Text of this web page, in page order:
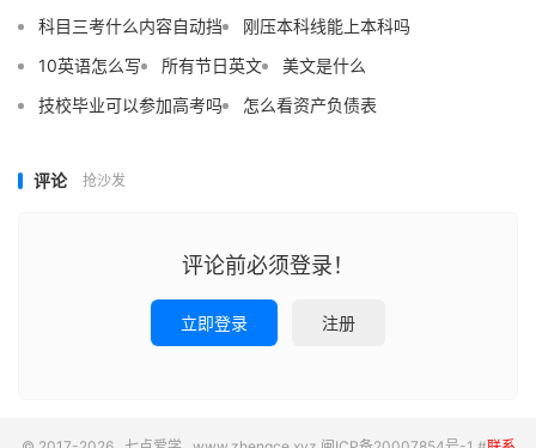
科目三考什么内容自动挡
刚压本科线能上本科吗
10英语怎么写
所有节日英文
美文是什么
技校毕业可以参加高考吗
怎么看资产负债表
评论 抢沙发
评论前必须登录！
立即登录 注册